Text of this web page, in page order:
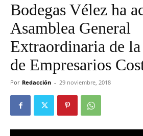
Bodegas Vélez ha
Asamblea General
Extraordinaria de
de Empresarios
Por Redacción - 29 noviembre, 2018